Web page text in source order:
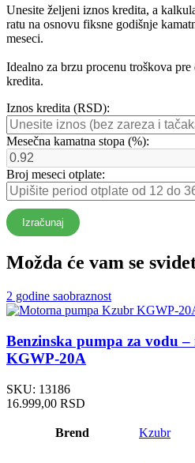
Unesite željeni iznos kredita, a
ratu na osnovu fiksne godišnje
meseci.
Idealno za brzu procenu troškova
kredita.
Iznos kredita (RSD):
Mesečna kamatna stopa (%):
Broj meseci otplate:
Izračunaj
Možda će vam se
2 godine saobraznost
Benzinska pumpa za vodu
KGWP-20A
SKU: 13186
16.999,00 RSD
Brend Kzubr